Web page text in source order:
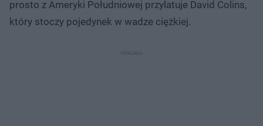
prosto z Ameryki Południowej przylatuje David Colins,
który stoczy pojedynek w wadze ciężkiej.